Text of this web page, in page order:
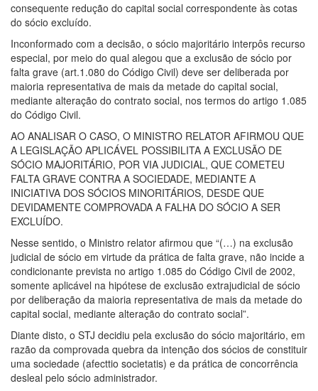
consequente redução do capital social correspondente às cotas
do sócio excluído.
Inconformado com a decisão, o sócio majoritário interpôs recurso
especial, por meio do qual alegou que a exclusão de sócio por
falta grave (art.1.080 do Código Civil) deve ser deliberada por
maioria representativa de mais da metade do capital social,
mediante alteração do contrato social, nos termos do artigo 1.085
do Código Civil.
AO ANALISAR O CASO, O MINISTRO RELATOR AFIRMOU QUE
A LEGISLAÇÃO APLICÁVEL POSSIBILITA A EXCLUSÃO DE
SÓCIO MAJORITÁRIO, POR VIA JUDICIAL, QUE COMETEU
FALTA GRAVE CONTRA A SOCIEDADE, MEDIANTE A
INICIATIVA DOS SÓCIOS MINORITÁRIOS, DESDE QUE
DEVIDAMENTE COMPROVADA A FALHA DO SÓCIO A SER
EXCLUÍDO.
Nesse sentido, o Ministro relator afirmou que “(…) na exclusão
judicial de sócio em virtude da prática de falta grave, não incide a
condicionante prevista no artigo 1.085 do Código Civil de 2002,
somente aplicável na hipótese de exclusão extrajudicial de sócio
por deliberação da maioria representativa de mais da metade do
capital social, mediante alteração do contrato social”.
Diante disto, o STJ decidiu pela exclusão do sócio majoritário, em
razão da comprovada quebra da intenção dos sócios de constituir
uma sociedade (afecttio societatis) e da prática de concorrência
desleal pelo sócio administrador.